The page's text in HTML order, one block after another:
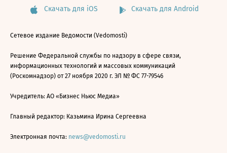
Скачать для iOS Скачать для Android
Сетевое издание Ведомости (Vedomosti)
Решение Федеральной службы по надзору в сфере связи,
информационных технологий и массовых коммуникаций
(Роскомнадзор) от 27 ноября 2020 г. ЭЛ № ФС 77-79546
Учредитель: АО «Бизнес Ньюс Медиа»
Главный редактор: Казьмина Ирина Сергеевна
Электронная почта: news@vedomosti.ru